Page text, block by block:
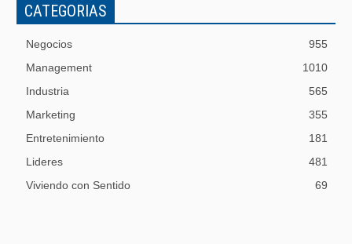
CATEGORIAS
Negocios
955
Management
1010
Industria
565
Marketing
355
Entretenimiento
181
Lideres
481
Viviendo con Sentido
69